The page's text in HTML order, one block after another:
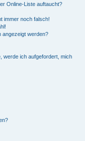
Online-Liste auftaucht?
immer noch falsch!
angezeigt werden?
werde ich aufgefordert, mich